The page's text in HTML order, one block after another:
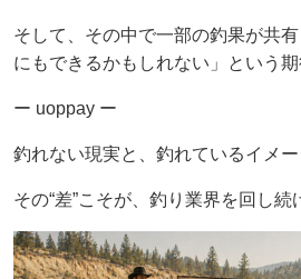
そして、その中で一部の釣果が共
にもできるかもしれない」という期
ー uoppay ー
釣れない現実と、釣れているイメー
その“差”こそが、釣り業界を回し続